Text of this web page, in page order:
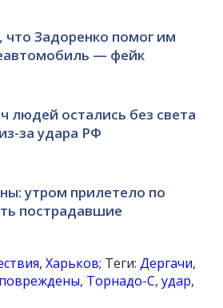
что Задоренко помог им
— фейк
людей остались без света
за удара РФ
утром прилетело по
пострадавшие
,Харьков; Теги:Дергачи,
повреждены, Торнадо-С,удар,